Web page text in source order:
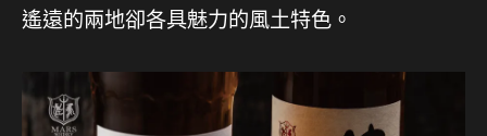
遙遠的兩地卻各具魅力的風土特色。